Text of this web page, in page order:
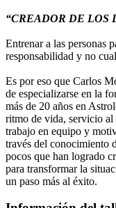
“CREADOR DE LOS
Entrenar a las personas
responsabilidad y no
Es por eso que Carlos
de especializarse en la
más de 20 años en
ritmo de vida, servicio
trabajo en equipo y
través del conocimiento
pocos que han logrado
para transformar la
un paso más al éxito.